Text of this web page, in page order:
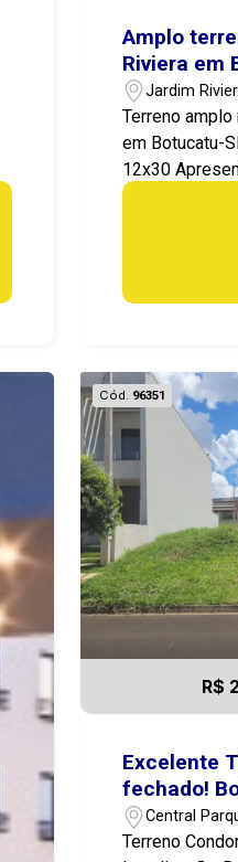
Amplo
Riviera em
Jardim
Terreno
em Botucatu-SP AT: 360 m²
12x30 Apresentamos este excelente
lote, bem
topografia,
possibilita
residencial ou
Diferenciais
crescimento e
Shooping
poucos
e com
região central e
contato
visita! 14
Cód. 96351
R$
Excelente
fechado!
Central
Terreno